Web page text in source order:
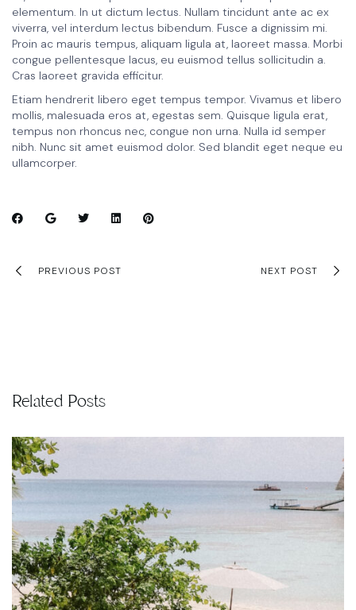
elementum. In ut dictum lectus. Nullam tincidunt ante ac ex
viverra, vel interdum lectus bibendum. Fusce a dignissim mi.
Proin ac mauris tempus, aliquam ligula at, laoreet massa. Morbi
congue pellentesque lacus, eu euismod tellus sollicitudin a.
Cras laoreet gravida efficitur.
Etiam hendrerit libero eget tempus tempor. Vivamus et libero
mollis, malesuada eros at, egestas sem. Quisque ligula erat,
tempus non rhoncus nec, congue non urna. Nulla id semper
nibh. Nunc sit amet euismod dolor. Sed blandit eget neque eu
ullamcorper.
PREVIOUS POST NEXT POST
Related Posts